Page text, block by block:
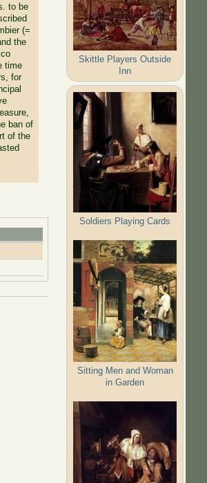
to be
(=
the
time
for
ban of
of the
Skittle Players Outside
Inn
Soldiers Playing Cards
Sitting Men and Woman
in Garden